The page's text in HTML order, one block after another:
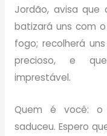
Jordão, avisa que
batizará uns com
fogo; recolherá
precioso, e
imprestável.
Quem é você: o
saduceu. Espero